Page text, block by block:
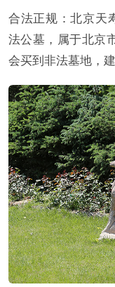
合法正规：北京天
法公墓，属于北京
会买到非法墓地，